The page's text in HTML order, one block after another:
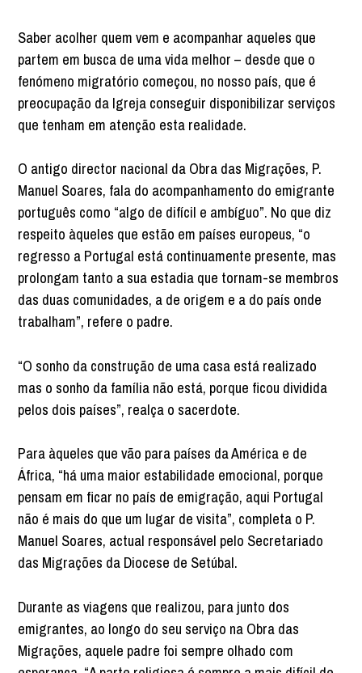
Saber acolher quem vem e acompanhar aqueles que
partem em busca de uma vida melhor – desde que o
fenómeno migratório começou, no nosso país, que é
preocupação da Igreja conseguir disponibilizar serviços
que tenham em atenção esta realidade.
O antigo director nacional da Obra das Migrações, P.
Manuel Soares, fala do acompanhamento do emigrante
português como “algo de difícil e ambíguo”. No que diz
respeito àqueles que estão em países europeus, “o
regresso a Portugal está continuamente presente, mas
prolongam tanto a sua estadia que tornam-se membros
das duas comunidades, a de origem e a do país onde
trabalham”, refere o padre.
“O sonho da construção de uma casa está realizado
mas o sonho da família não está, porque ficou dividida
pelos dois países”, realça o sacerdote.
Para àqueles que vão para países da América e de
África, “há uma maior estabilidade emocional, porque
pensam em ficar no país de emigração, aqui Portugal
não é mais do que um lugar de visita”, completa o P.
Manuel Soares, actual responsável pelo Secretariado
das Migrações da Diocese de Setúbal.
Durante as viagens que realizou, para junto dos
emigrantes, ao longo do seu serviço na Obra das
Migrações, aquele padre foi sempre olhado com